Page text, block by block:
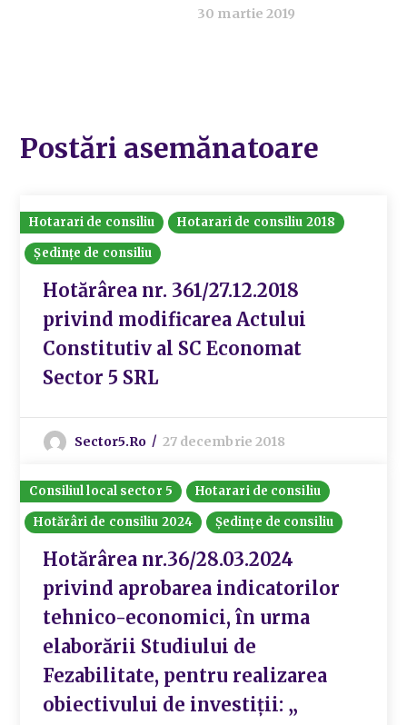
30 martie 2019
Postări asemănatoare
Hotarari de consiliu
Hotarari de consiliu 2018
Ședințe de consiliu
Hotărârea nr. 361/27.12.2018
privind modificarea Actului
Constitutiv al SC Economat
Sector 5 SRL
Sector5.ro 27 decembrie 2018
Consiliul local sector 5
Hotarari de consiliu
Hotărâri de consiliu 2024
Ședințe de consiliu
Hotărârea nr.36/28.03.2024
privind aprobarea indicatorilor
tehnico-economici, în urma
elaborării Studiului de
Fezabilitate, pentru realizarea
obiectivului de investiții: „